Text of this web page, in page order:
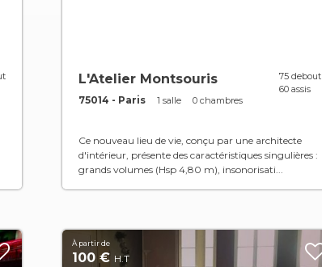
L'Atelier Montsouris
75014 - Paris 1 salle 0 chambres
75 debout
60 assis
Ce nouveau lieu de vie, conçu par une architecte
d'intérieur, présente des caractéristiques singulières :
grands volumes (Hsp 4,80 m), insonorisati...
À partir de
100 € H.T